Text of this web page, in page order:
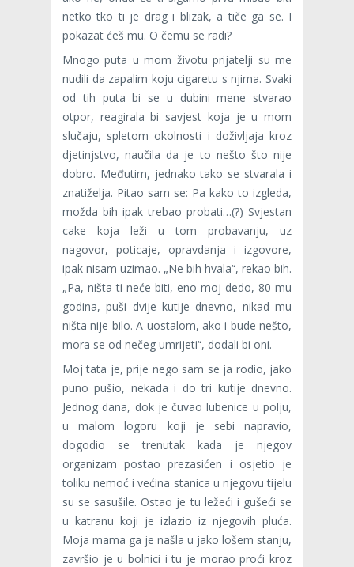
netko tko ti je drag i blizak, a tiče ga se. I
pokazat ćeš mu. O čemu se radi?
Mnogo puta u mom životu prijatelji su me
nudili da zapalim koju cigaretu s njima. Svaki
od tih puta bi se u dubini mene stvarao
otpor, reagirala bi savjest koja je u mom
slučaju, spletom okolnosti i doživljaja kroz
djetinjstvo, naučila da je to nešto što nije
dobro. Međutim, jednako tako se stvarala i
znatiželja. Pitao sam se: Pa kako to izgleda,
možda bih ipak trebao probati…(?) Svjestan
cake koja leži u tom probavanju, uz
nagovor, poticaje, opravdanja i izgovore,
ipak nisam uzimao. „Ne bih hvala“, rekao bih.
„Pa, ništa ti neće biti, eno moj dedo, 80 mu
godina, puši dvije kutije dnevno, nikad mu
ništa nije bilo. A uostalom, ako i bude nešto,
mora se od nečeg umrijeti“, dodali bi oni.
Moj tata je, prije nego sam se ja rodio, jako
puno pušio, nekada i do tri kutije dnevno.
Jednog dana, dok je čuvao lubenice u polju,
u malom logoru koji je sebi napravio,
dogodio se trenutak kada je njegov
organizam postao prezasićen i osjetio je
toliku nemoć i većina stanica u njegovu tijelu
su se sasušile. Ostao je tu ležeći i gušeći se
u katranu koji je izlazio iz njegovih pluća.
Moja mama ga je našla u jako lošem stanju,
završio je u bolnici i tu je morao proći kroz